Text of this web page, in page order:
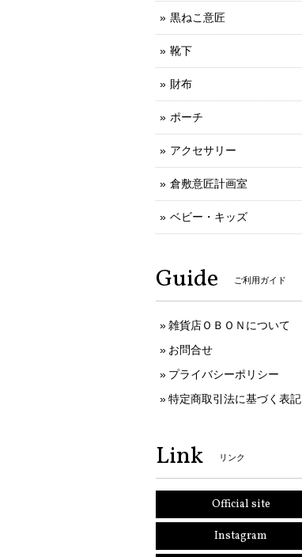
黒ねこ意匠
靴下
財布
ポーチ
アクセサリー
倉敷意匠計画室
ベビー・キッズ
Guide ご利用ガイド
雑貨店ＯＢＯＮについて
お問合せ
プライバシーポリシー
特定商取引法に基づく表記
Link リンク
Official site
Instagram